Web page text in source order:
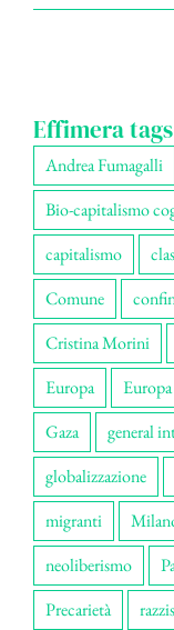
Effimera tags
Andrea Fumagalli
Bio-capitalismo
capitalismo
Comune
Cristina Morini
Europa
Gaza
general
globalizzazione
migranti
neoliberismo
Precarietà